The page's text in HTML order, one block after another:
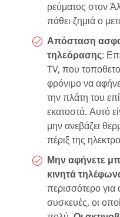
ρεύματος στον
πάθει ζημιά ο
Απόσταση
τηλεόρασης:
TV, που
φρόνιμο να
την πλάτη του
εκατοστά. Αυτό
μην ανεβάζει
πέριξ της
Μην αφήνετε
κινητά
περισσότερο για
συσκευές, οι